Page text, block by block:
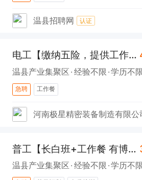
温县招聘网 认证
电工【缴纳五险，提供工作餐与节日福利】
温县产业集聚区 经验不限 学历不
急聘 工作餐
河南极星精密装备制造有限公
普工【长白班+工作餐 有博爱或者徐堡的，可车接送。】
温县产业集聚区 经验不限 学历不